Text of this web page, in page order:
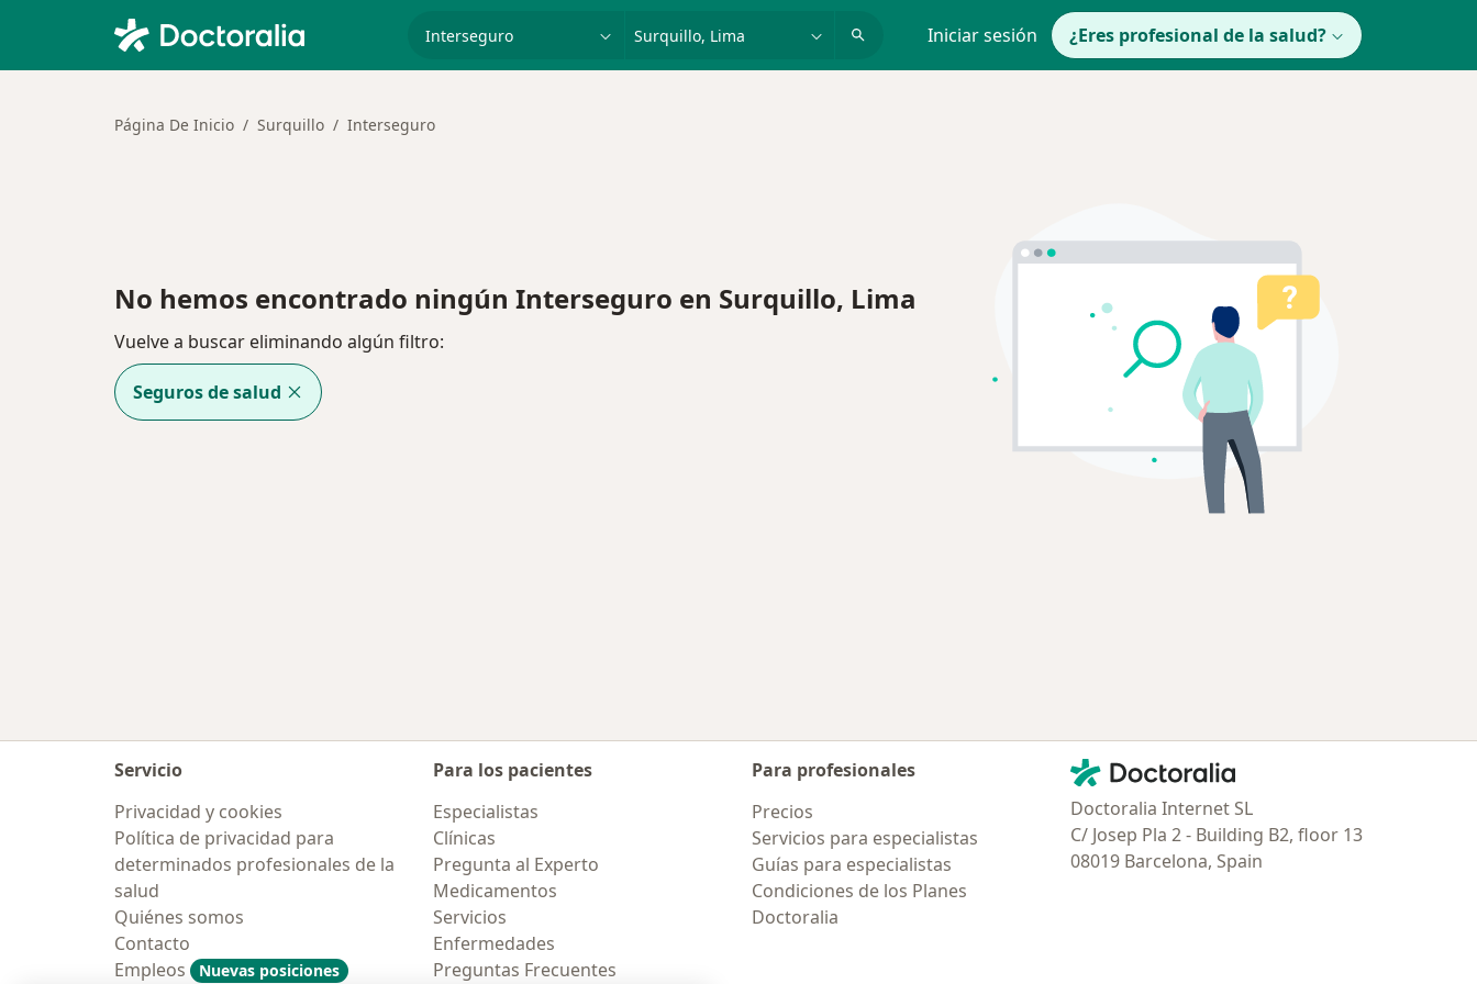
Iniciar sesión ¿Eres profesional de la salud?
Página De Inicio Surquillo Interseguro
No hemos encontrado ningún Interseguro en Surquillo, Lima
Vuelve a buscar eliminando algún filtro:
Seguros de salud
Servicio
Privacidad y cookies
Política de privacidad para
determinados profesionales de la
salud
Quiénes somos
Contacto
Empleos
Nuevas posiciones
Para los pacientes
Especialistas
Clínicas
Pregunta al Experto
Medicamentos
Servicios
Enfermedades
Preguntas Frecuentes
Para profesionales
Precios
Servicios para especialistas
Guías para especialistas
Condiciones de los Planes
Doctoralia
Contacto
Doctoralia - Página de inicio
Doctoralia Internet SL
C/ Josep Pla 2 - Building B2, floor 13
08019 Barcelona, Spain